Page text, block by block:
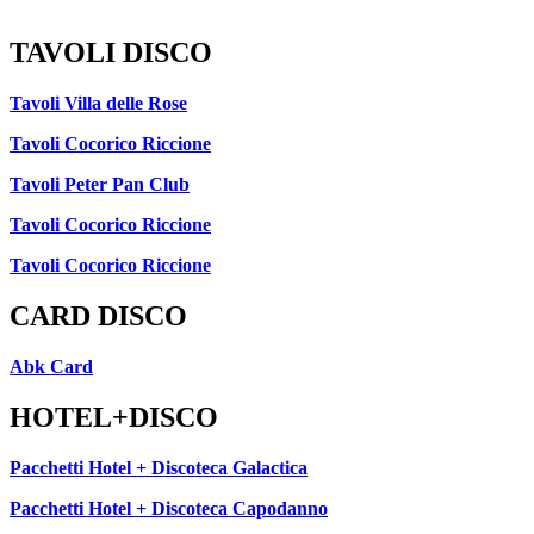
TAVOLI DISCO
Tavoli Villa delle Rose
Tavoli Cocorico Riccione
Tavoli Peter Pan Club
Tavoli Cocorico Riccione
Tavoli Cocorico Riccione
CARD DISCO
Abk Card
HOTEL+DISCO
Pacchetti Hotel + Discoteca Galactica
Pacchetti Hotel + Discoteca Capodanno